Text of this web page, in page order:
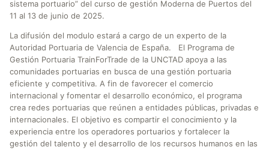
sistema portuario” del curso de gestión Moderna de Puertos del
11 al 13 de junio de 2025.
La difusión del modulo estará a cargo de un experto de la
Autoridad Portuaria de Valencia de España. El Programa de
Gestión Portuaria TrainForTrade de la UNCTAD apoya a las
comunidades portuarias en busca de una gestión portuaria
eficiente y competitiva. A fin de favorecer el comercio
internacional y fomentar el desarrollo económico, el programa
crea redes portuarias que reúnen a entidades públicas, privadas e
internacionales. El objetivo es compartir el conocimiento y la
experiencia entre los operadores portuarios y fortalecer la
gestión del talento y el desarrollo de los recursos humanos en las